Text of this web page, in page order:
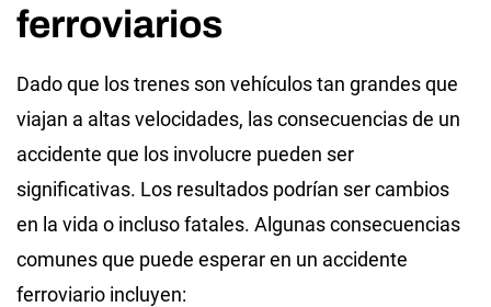
ferroviarios
Dado que los trenes son vehículos tan grandes que
viajan a altas velocidades, las consecuencias de un
accidente que los involucre pueden ser
significativas. Los resultados podrían ser cambios
en la vida o incluso fatales. Algunas consecuencias
comunes que puede esperar en un accidente
ferroviario incluyen: